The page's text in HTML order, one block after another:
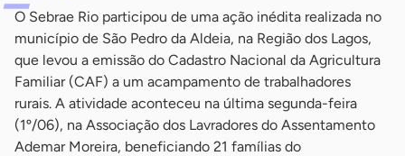
O Sebrae Rio participou de uma ação inédita realizada no
município de São Pedro da Aldeia, na Região dos Lagos,
que levou a emissão do Cadastro Nacional da Agricultura
Familiar (CAF) a um acampamento de trabalhadores
rurais. A atividade aconteceu na última segunda-feira
(1º/06), na Associação dos Lavradores do Assentamento
Ademar Moreira, beneficiando 21 famílias do